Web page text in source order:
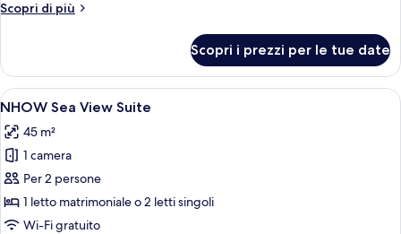
Premium
Scopri di più
Altri
Sea
View
Premium
Scopri i prezzi per le tue date
Apri
tutte
le
foto
per
NHOW
Sea
Camera d'albergo con un letto
6
NHOW Sea View Suite
45 m²
1 camera
Per 2 persone
1 letto matrimoniale o 2 letti singoli
Wi-Fi gratuito